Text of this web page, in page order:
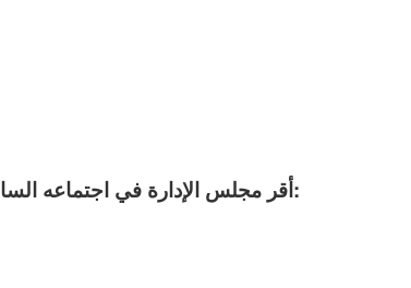
أقر مجلس الإدارة في اجتماعه السابع المنعقد في 18 يوليو 2023 تعديل الحافز الخاص بتعامل الأعضاء؛ ليكون على النحو التالي: